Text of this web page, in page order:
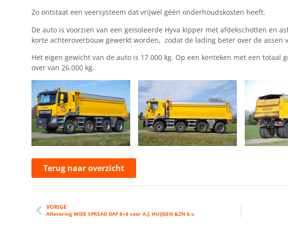
Zo ontstaat een veersysteem dat vrijwel géén onderhoudskosten heeft.
De auto is voorzien van een geïsoleerde Hyva kipper met afdekschotten en
korte achteroverbouw gewerkt worden, zodat de lading beter over de assen
Het eigen gewicht van de auto is 17.000 kg. Op een kenteken met een
over van 26.000 kg.
Terug naar overzicht
VORIGE
Aflevering WIDE SPREAD DAF 8×4 voor A.J. HUIJGEN &ZN b.v.